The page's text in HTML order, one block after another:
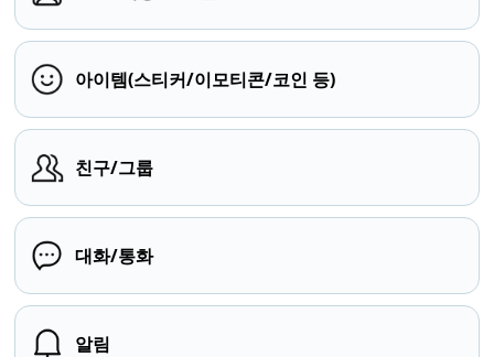
아이템(스티커/이모티콘/코인 등)
친구/그룹
대화/통화
알림